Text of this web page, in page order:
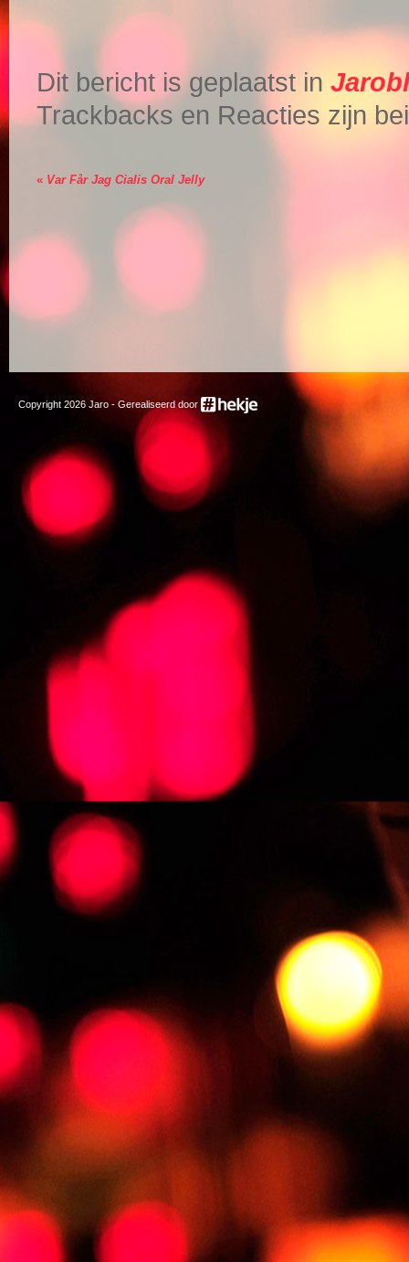
Dit bericht is geplaatst in
Trackbacks en Reacties zijn
« Var Får Jag Cialis Oral Jelly
Copyright 2026 Jaro - Gerealiseerd door